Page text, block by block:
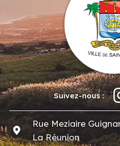
Suivez-nous :
Rue Meziaire
La Réunion